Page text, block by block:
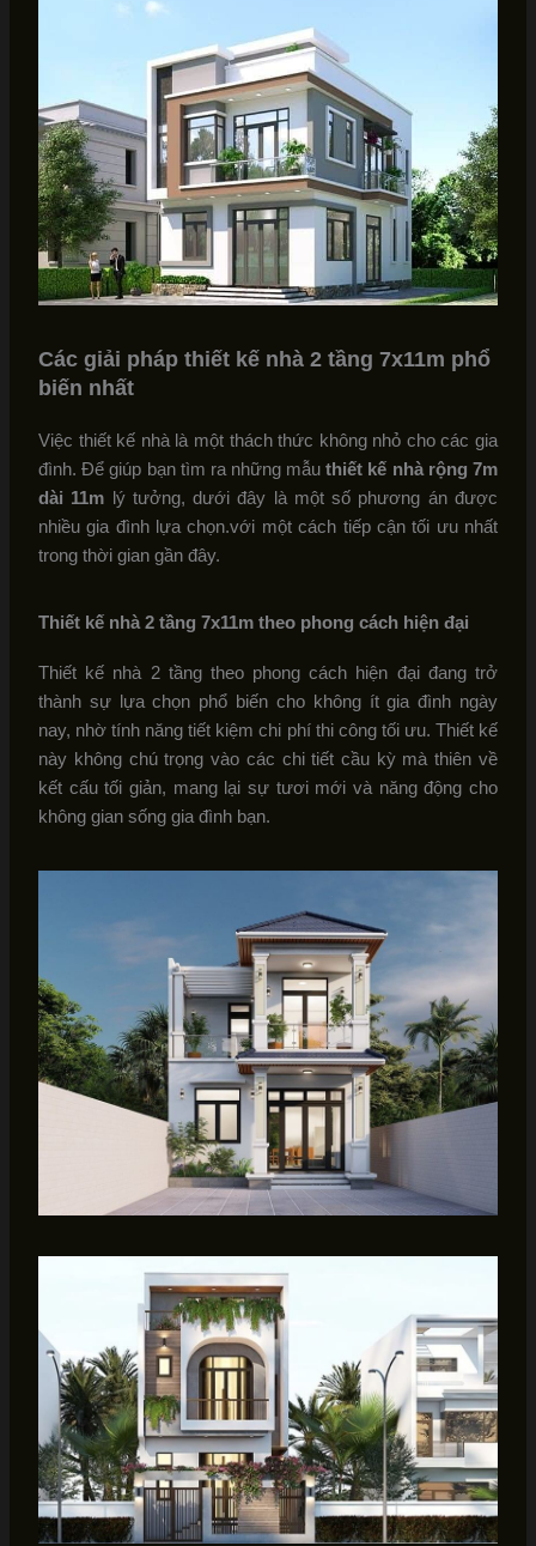
Các giải pháp thiết kế nhà 2 tầng 7x11m phổ
biến nhất
Việc thiết kế nhà là một thách thức không nhỏ cho các gia
đình. Để giúp bạn tìm ra những mẫuthiết kế nhà rộng 7m
dài 11m lý tưởng, dưới đây là một số phương án được
nhiều gia đình lựa chọn.với một cách tiếp cận tối ưu nhất
trong thời gian gần đây.
Thiết kế nhà 2 tầng 7x11m theo phong cách hiện đại
Thiết kế nhà 2 tầng theo phong cách hiện đại đang trở
thành sự lựa chọn phổ biến cho không ít gia đình ngày
nay, nhờ tính năng tiết kiệm chi phí thi công tối ưu. Thiết kế
này không chú trọng vào các chi tiết cầu kỳ mà thiên về
kết cấu tối giản, mang lại sự tươi mới và năng động cho
không gian sống gia đình bạn.